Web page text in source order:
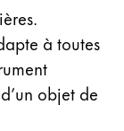
langues
langues
à toutes
objet de